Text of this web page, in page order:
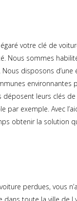
votre clé de
Nous sommes
disposons d’une
environnantes
leurs clés de
par exemple. Avec
obtenir la solution
perdues, vous